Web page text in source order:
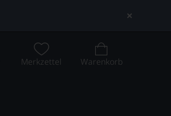
Merkzettel Warenkorb